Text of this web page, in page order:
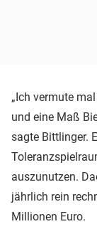
„Ich vermute
und eine Maß
sagte Bittlinger.
auszunutzen.
jährlich rein
Millionen Euro.